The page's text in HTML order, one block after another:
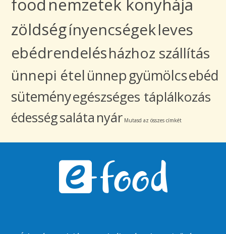
food nemzetek konyhája
zöldségínyencségekleves
ebédrendelésházhoz szállítás
ünnepi ételünnepgyümölcsebéd
süteményegészséges táplálkozás
édességsaláta nyár Mutasd az összes címkét